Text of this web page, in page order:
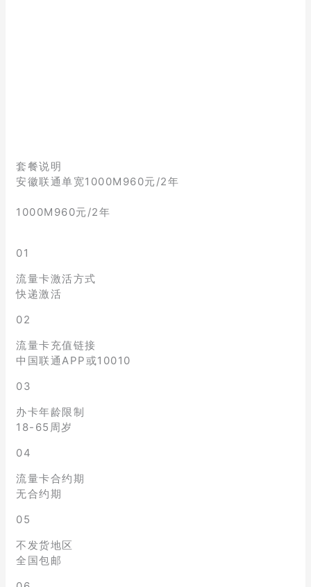
套餐说明
安徽联通单宽1000M960元/2年
1000M960元/2年
01
流量卡激活方式
快递激活
02
流量卡充值链接
中国联通APP或10010
03
办卡年龄限制
18-65周岁
04
流量卡合约期
无合约期
05
不发货地区
全国包邮